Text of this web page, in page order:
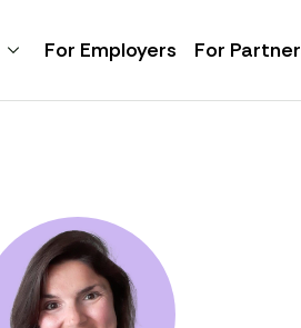
For Employers For